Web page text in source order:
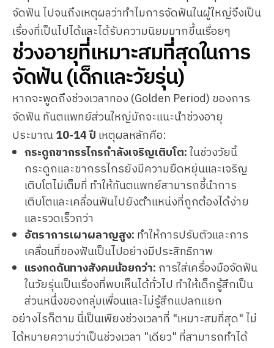
จัดฟัน ไปจนถึงเหตุผลว่าทำไมการจัดฟันในผู้ใหญ่จึงเป็น
เรื่องที่เป็นไปได้และได้รับความนิยมมากขึ้นเรื่อยๆ
ช่วงอายุที่เหมาะสมที่สุดในการ
จัดฟัน (เด็กและวัยรุ่น)
หากจะพูดถึงช่วงเวลาทอง (Golden Period) ของการ
จัดฟัน ทันตแพทย์ส่วนใหญ่มักจะแนะนำช่วงอายุ
ประมาณ10-14 ปี เหตุผลหลักคือ:
กระดูกขากรรไกรกำลังเจริญเติบโต:ในช่วงวัยนี้
กระดูกและขากรรไกรยังมีความยืดหยุ่นและเจริญ
เติบโตไม่เต็มที่ ทำให้ทันตแพทย์สามารถชี้นำการ
เติบโตและเคลื่อนฟันไปยังตำแหน่งที่ถูกต้องได้ง่าย
และรวดเร็วกว่า
อัตราการเผาผลาญสูง: ทำให้การปรับตัวและการ
เคลื่อนที่ของฟันเป็นไปอย่างมีประสิทธิภาพ
แรงกดดันทางสังคมน้อยกว่า: การใส่เครื่องมือจัดฟัน
ในวัยรุ่นเป็นเรื่องที่พบเห็นได้ทั่วไป ทำให้เด็กรู้สึกเป็น
ส่วนหนึ่งของกลุ่มเพื่อนและไม่รู้สึกแปลกแยก
อย่างไรก็ตาม นี่เป็นเพียงช่วงเวลาที่ "เหมาะสมที่สุด" ไม่
ได้หมายความว่าเป็นช่วงเวลา "เดียว" ที่สามารถทำได้